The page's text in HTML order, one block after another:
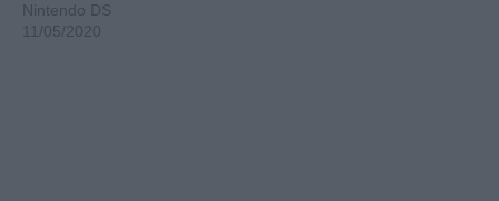
Nintendo DS
11/05/2020